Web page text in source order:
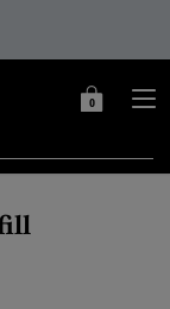
MON
0
0 PRODUIT